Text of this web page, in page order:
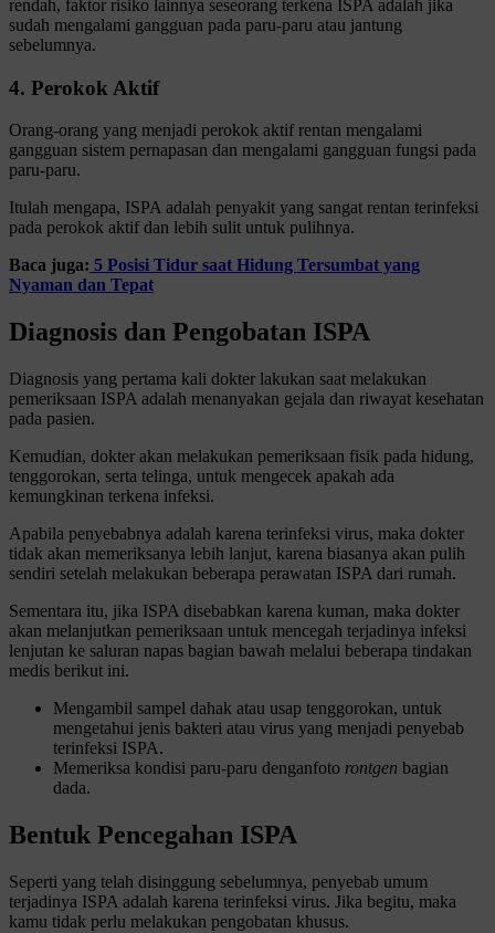
rendah, faktor risiko lainnya seseorang terkena ISPA adalah jika
sudah mengalami gangguan pada paru-paru atau jantung
sebelumnya.
4. Perokok Aktif
Orang-orang yang menjadi perokok aktif rentan mengalami
gangguan sistem pernapasan dan mengalami gangguan fungsi pada
paru-paru.
Itulah mengapa, ISPA adalah penyakit yang sangat rentan terinfeksi
pada perokok aktif dan lebih sulit untuk pulihnya.
Baca juga: 5 Posisi Tidur saat Hidung Tersumbat yang
Nyaman dan Tepat
Diagnosis dan Pengobatan ISPA
Diagnosis yang pertama kali dokter lakukan saat melakukan
pemeriksaan ISPA adalah menanyakan gejala dan riwayat kesehatan
pada pasien.
Kemudian, dokter akan melakukan pemeriksaan fisik pada hidung,
tenggorokan, serta telinga, untuk mengecek apakah ada
kemungkinan terkena infeksi.
Apabila penyebabnya adalah karena terinfeksi virus, maka dokter
tidak akan memeriksanya lebih lanjut, karena biasanya akan pulih
sendiri setelah melakukan beberapa perawatan ISPA dari rumah.
Sementara itu, jika ISPA disebabkan karena kuman, maka dokter
akan melanjutkan pemeriksaan untuk mencegah terjadinya infeksi
lenjutan ke saluran napas bagian bawah melalui beberapa tindakan
medis berikut ini.
Mengambil sampel dahak atau usap tenggorokan, untuk
mengetahui jenis bakteri atau virus yang menjadi penyebab
terinfeksi ISPA.
Memeriksa kondisi paru-paru denganfoto rontgen bagian
dada.
Bentuk Pencegahan ISPA
Seperti yang telah disinggung sebelumnya, penyebab umum
terjadinya ISPA adalah karena terinfeksi virus. Jika begitu, maka
kamu tidak perlu melakukan pengobatan khusus.